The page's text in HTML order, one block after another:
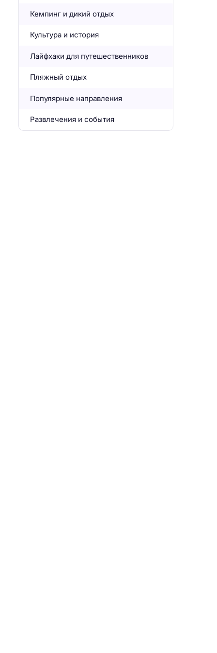
Кемпинг и дикий отдых
Культура и история
Лайфхаки для путешественников
Пляжный отдых
Популярные направления
Развлечения и события